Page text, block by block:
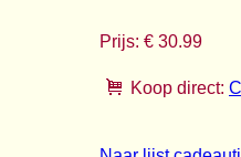
Prijs: € 30.99
Koop direct: